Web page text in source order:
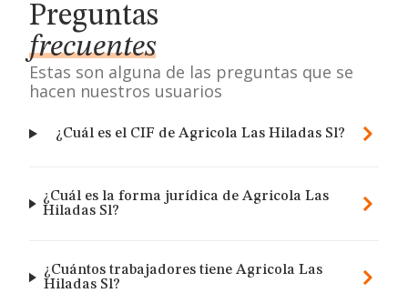
Preguntas
frecuentes
Estas son alguna de las preguntas que se
hacen nuestros usuarios
¿Cuál es el CIF de Agricola Las Hiladas Sl?
¿Cuál es la forma jurídica de Agricola Las
Hiladas Sl?
¿Cuántos trabajadores tiene Agricola Las
Hiladas Sl?